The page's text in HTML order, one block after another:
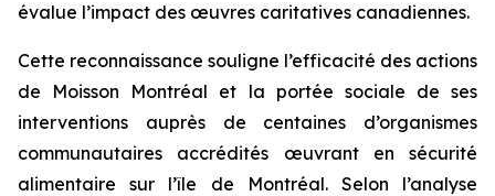
évalue l’impact des œuvres caritatives canadiennes.
Cette reconnaissance souligne l’efficacité des actions
de Moisson Montréal et la portée sociale de ses
interventions auprès de centaines d’organismes
communautaires accrédités œuvrant en sécurité
alimentaire sur l’île de Montréal. Selon l’analyse